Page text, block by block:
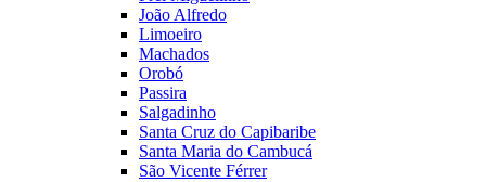
João Alfredo
Limoeiro
Machados
Orobó
Passira
Salgadinho
Santa Cruz do Capibaribe
Santa Maria do Cambucá
São Vicente Férrer